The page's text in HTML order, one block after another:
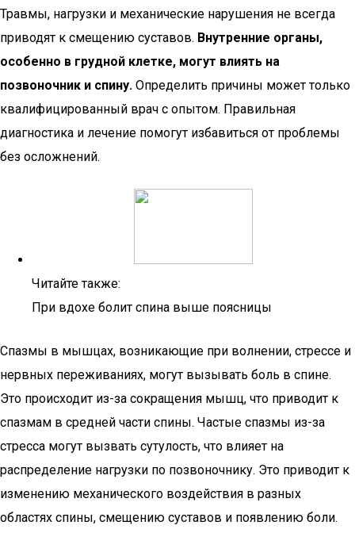
Травмы, нагрузки и механические нарушения не всегда
приводят к смещению суставов. Внутренние органы,
особенно в грудной клетке, могут влиять на
позвоночник и спину. Определить причины может только
квалифицированный врач с опытом. Правильная
диагностика и лечение помогут избавиться от проблемы
без осложнений.
Читайте также:
При вдохе болит спина выше поясницы
Спазмы в мышцах, возникающие при волнении, стрессе и
нервных переживаниях, могут вызывать боль в спине.
Это происходит из-за сокращения мышц, что приводит к
спазмам в средней части спины. Частые спазмы из-за
стресса могут вызвать сутулость, что влияет на
распределение нагрузки по позвоночнику. Это приводит к
изменению механического воздействия в разных
областях спины, смещению суставов и появлению боли.